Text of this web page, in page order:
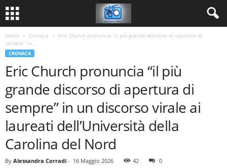
Home Cronaca
Eric Church pronuncia “il più grande discorso di apertura di
sempre” in...
CRONACA
Eric Church pronuncia “il più
grande discorso di apertura di
sempre” in un discorso virale ai
laureati dell’Università della
Carolina del Nord
By Alessandra Corradi - 16 Maggio 2026 42 0